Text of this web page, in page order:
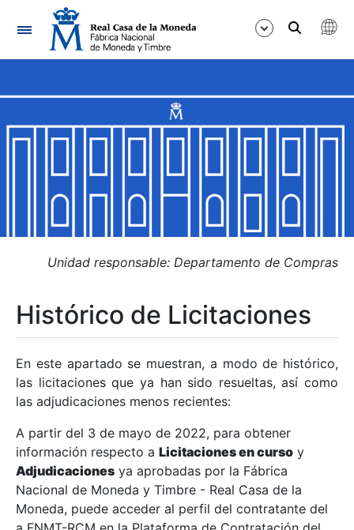
Navegación
Mostrar/Ocultar
Mostrar/Ocultar
Mostrar/Ocultar
Mostrar/Ocultar
Mostrar/Ocultar
Mostrar/Ocultar
Unidad responsable: Departamento de Compras
Histórico de Licitaciones
En este apartado se muestran, a modo de histórico,
las licitaciones que ya han sido resueltas, así como
las adjudicaciones menos recientes:
A partir del 3 de mayo de 2022, para obtener
información respecto a Licitaciones en curso y
Adjudicaciones ya aprobadas por la Fábrica
Nacional de Moneda y Timbre - Real Casa de la
Moneda, puede acceder al perfil del contratante del